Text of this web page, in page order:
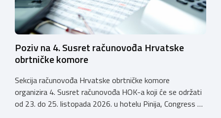
Poziv na 4. Susret računovođa Hrvatske
obrtničke komore
Sekcija računovođa Hrvatske obrtničke komore
organizira 4. Susret računovođa HOK-a koji će se održati
od 23. do 25. listopada 2026. u hotelu Pinija, Congress &